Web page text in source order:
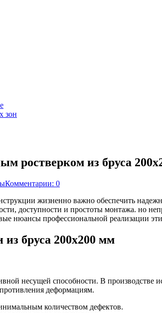
зон
ростверком из бруса
Комментарии: 0
жизненно важно обеспечить
доступности и простоты монтажа. но
нюансы профессиональной реализации
из бруса 200х200 мм
несущей способности. В
деформациям.
количеством дефектов.